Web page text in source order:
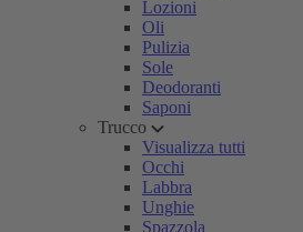
Lozioni
Oli
Pulizia
Sole
Deodoranti
Saponi
Trucco
Visualizza tutti
Occhi
Labbra
Unghie
Spazzola